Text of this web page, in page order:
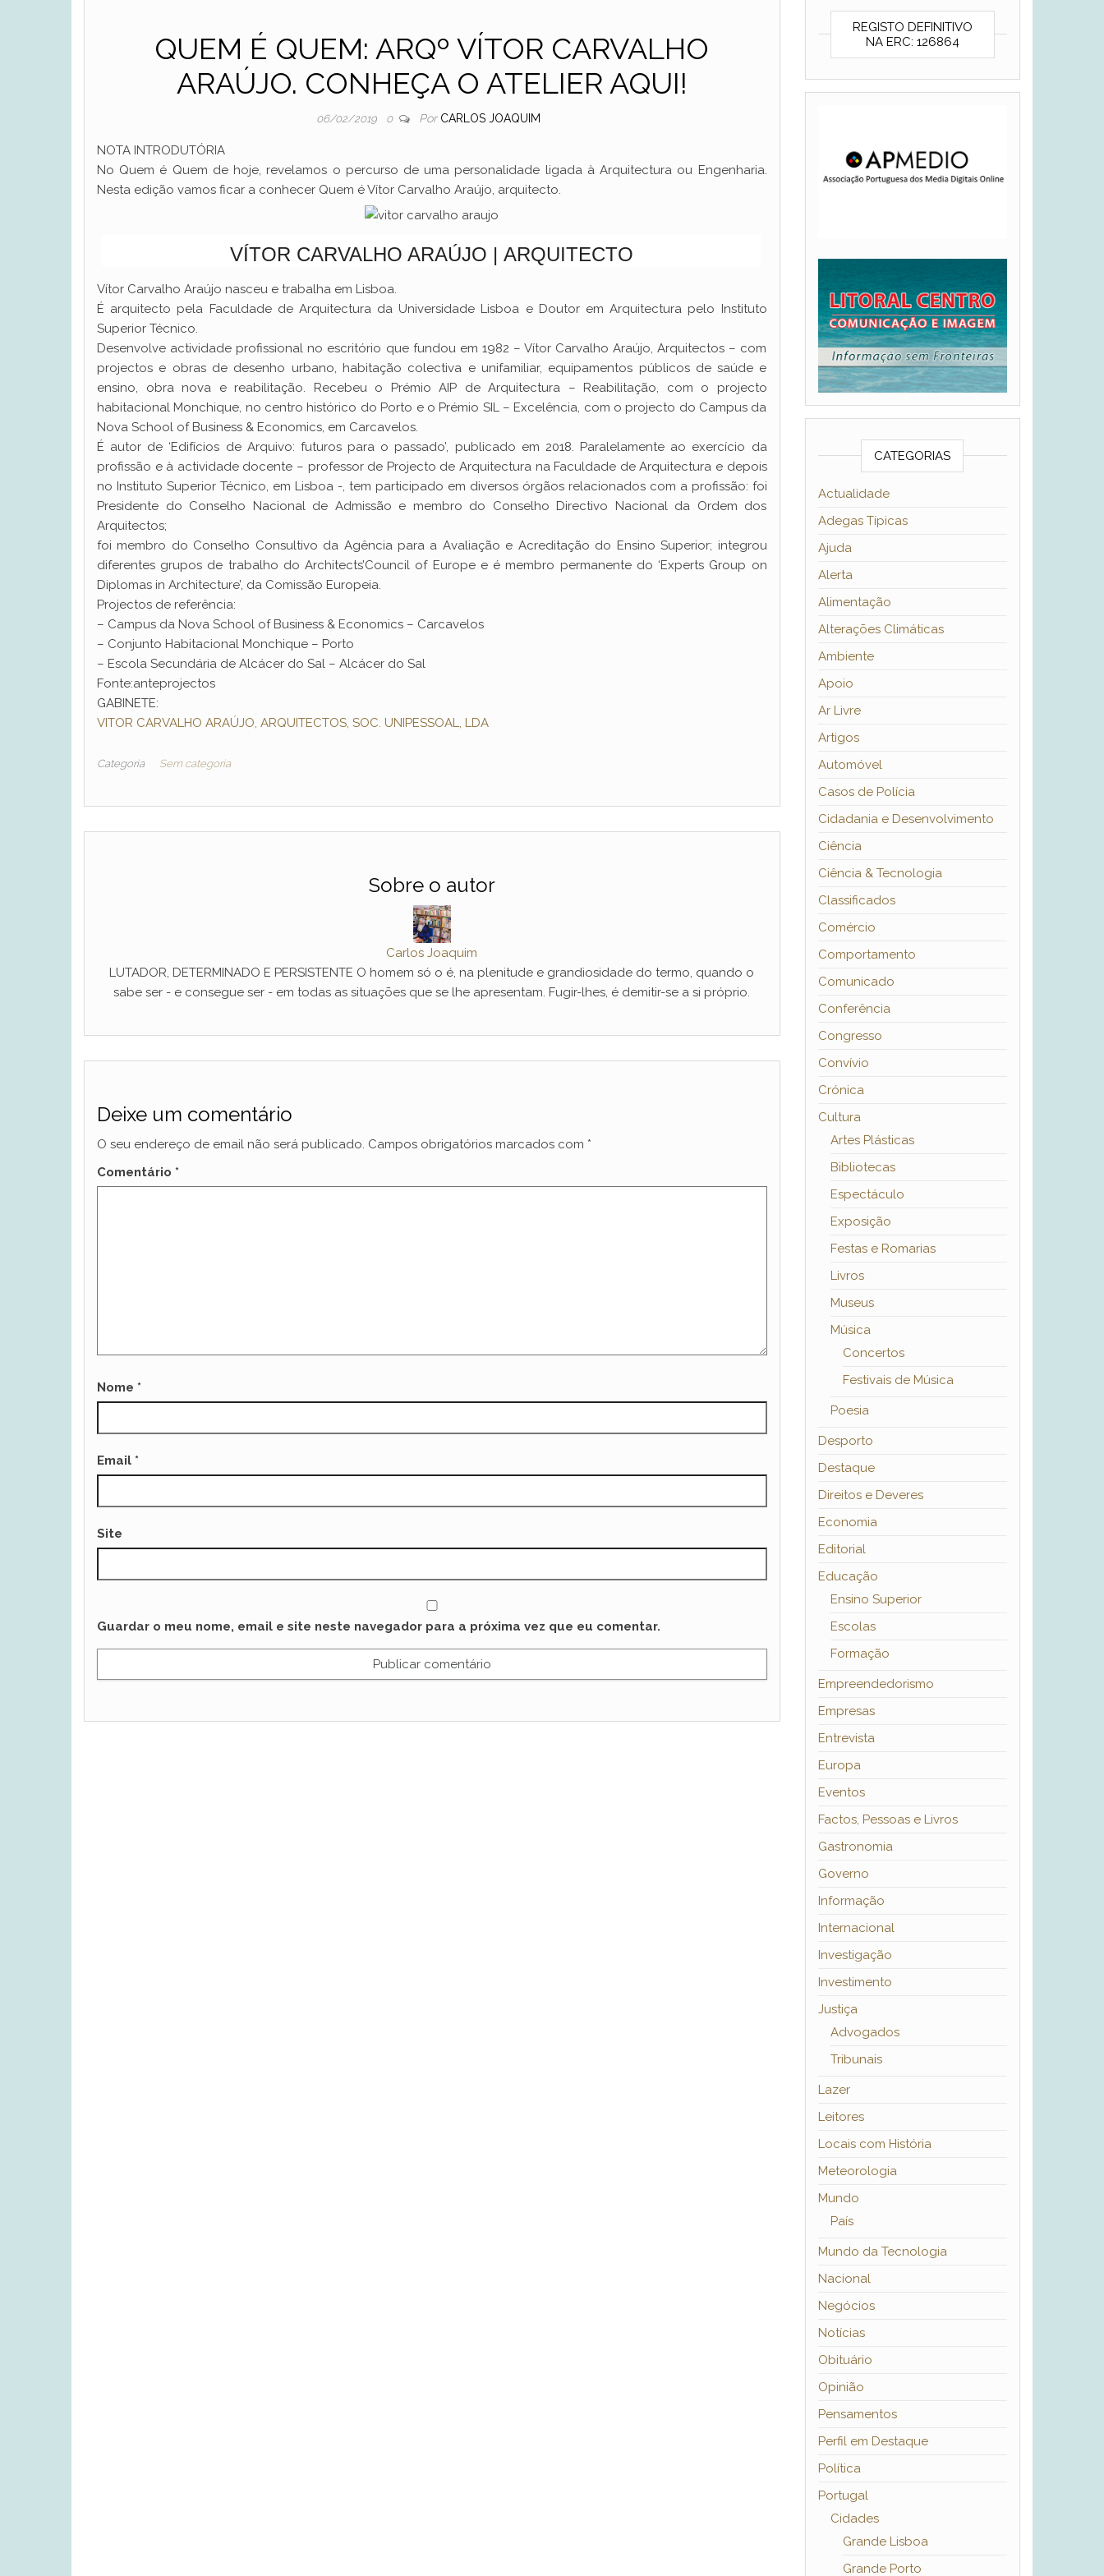
QUEM É QUEM: ARQº VÍTOR CARVALHO
ARAÚJO. CONHEÇA O ATELIER AQUI!
06/02/2019 0 Por CARLOS JOAQUIM
NOTA INTRODUTÓRIA
No Quem é Quem de hoje, revelamos o percurso de uma personalidade ligada à Arquitectura ou Engenharia.
Nesta edição vamos ficar a conhecer Quem é Vítor Carvalho Araújo, arquitecto.
VÍTOR CARVALHO ARAÚJO | ARQUITECTO
Vítor Carvalho Araújo nasceu e trabalha em Lisboa.
É arquitecto pela Faculdade de Arquitectura da Universidade Lisboa e Doutor em Arquitectura pelo Instituto
Superior Técnico.
Desenvolve actividade profissional no escritório que fundou em 1982 – Vítor Carvalho Araújo, Arquitectos – com
projectos e obras de desenho urbano, habitação colectiva e unifamiliar, equipamentos públicos de saúde e
ensino, obra nova e reabilitação. Recebeu o Prémio AIP de Arquitectura – Reabilitação, com o projecto
habitacional Monchique, no centro histórico do Porto e o Prémio SIL – Excelência, com o projecto do Campus da
Nova School of Business & Economics, em Carcavelos.
É autor de ‘Edifícios de Arquivo: futuros para o passado’, publicado em 2018. Paralelamente ao exercício da
profissão e à actividade docente – professor de Projecto de Arquitectura na Faculdade de Arquitectura e depois
no Instituto Superior Técnico, em Lisboa -, tem participado em diversos órgãos relacionados com a profissão: foi
Presidente do Conselho Nacional de Admissão e membro do Conselho Directivo Nacional da Ordem dos
Arquitectos;
foi membro do Conselho Consultivo da Agência para a Avaliação e Acreditação do Ensino Superior; integrou
diferentes grupos de trabalho do Architects’Council of Europe e é membro permanente do ‘Experts Group on
Diplomas in Architecture’, da Comissão Europeia.
Projectos de referência:
– Campus da Nova School of Business & Economics – Carcavelos
– Conjunto Habitacional Monchique – Porto
– Escola Secundária de Alcácer do Sal – Alcácer do Sal
Fonte:anteprojectos
GABINETE:
VITOR CARVALHO ARAÚJO, ARQUITECTOS, SOC. UNIPESSOAL, LDA
Categoria Sem categoria
Sobre o autor
Carlos Joaquim
LUTADOR, DETERMINADO E PERSISTENTE O homem só o é, na plenitude e grandiosidade do termo, quando o
sabe ser - e consegue ser - em todas as situações que se lhe apresentam. Fugir-lhes, é demitir-se a si próprio.
Deixe um comentário
O seu endereço de email não será publicado. Campos obrigatórios marcados com *
Comentário *
Nome *
Email *
Site
Guardar o meu nome, email e site neste navegador para a próxima vez que eu comentar.
REGISTO DEFINITIVO
NA ERC: 126864
CATEGORIAS
Actualidade
Adegas Típicas
Ajuda
Alerta
Alimentação
Alterações Climáticas
Ambiente
Apoio
Ar Livre
Artigos
Automóvel
Casos de Polícia
Cidadania e Desenvolvimento
Ciência
Ciência & Tecnologia
Classificados
Comércio
Comportamento
Comunicado
Conferência
Congresso
Convívio
Crónica
Cultura
Artes Plásticas
Bibliotecas
Espectáculo
Exposição
Festas e Romarias
Livros
Museus
Música
Concertos
Festivais de Música
Poesia
Desporto
Destaque
Direitos e Deveres
Economia
Editorial
Educação
Ensino Superior
Escolas
Formação
Empreendedorismo
Empresas
Entrevista
Europa
Eventos
Factos, Pessoas e Livros
Gastronomia
Governo
Informação
Internacional
Investigação
Investimento
Justiça
Advogados
Tribunais
Lazer
Leitores
Locais com História
Meteorologia
Mundo
País
Mundo da Tecnologia
Nacional
Negócios
Notícias
Obituário
Opinião
Pensamentos
Perfil em Destaque
Política
Portugal
Cidades
Grande Lisboa
Grande Porto